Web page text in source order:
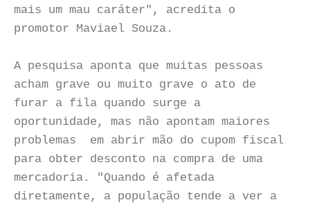
mais um mau caráter", acredita o
promotor Maviael Souza.
A pesquisa aponta que muitas pessoas
acham grave ou muito grave o ato de
furar a fila quando surge a
oportunidade, mas não apontam maiores
problemas em abrir mão do cupom fiscal
para obter desconto na compra de uma
mercadoria. "Quando é afetada
diretamente, a população tende a ver a